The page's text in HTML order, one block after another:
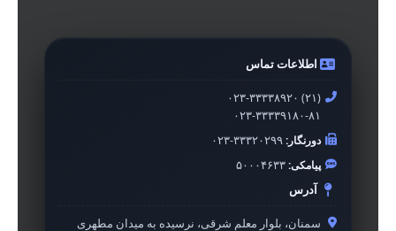
اطلاعات تماس
۰۲۳-۳۳۳۳۸۹۲۰ (۲۱)
۰۲۳-۳۳۳۳۹۱۸۰-۸۱
دورنگار:۰۲۳-۳۳۳۲۰۲۹۹
پیامکی:۵۰۰۰۴۶۳۳
آدرس
سمنان، بلوار معلم شرقی، نرسیده به میدان مطهری